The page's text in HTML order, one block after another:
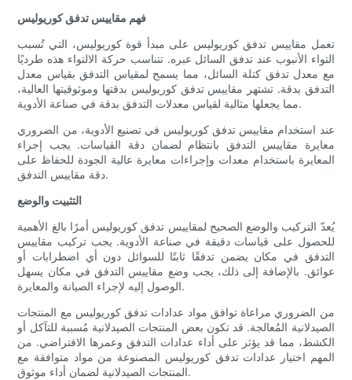
فهم مقاييس تدفق كوريوليس
تعمل مقاييس تدفق كوريوليس على مبدأ قوة كوريوليس، التي تُسبب
التواء الأنبوب عند تدفق السائل عبره. تتناسب حركة الالتواء هذه طرديًا
مع معدل تدفق كتلة السائل، مما يسمح لمقياس التدفق بقياس معدل
التدفق بدقة. تشتهر مقاييس تدفق كوريوليس بدقتها وموثوقيتها العالية،
مما يجعلها مثالية لقياس معدلات التدفق بدقة في صناعة الأدوية.
عند استخدام مقاييس تدفق كوريوليس في تصنيع الأدوية، من الضروري
معايرة مقاييس التدفق بانتظام لضمان دقة القياسات. يجب إجراء
المعايرة باستخدام معدات وإجراءات معايرة عالية الجودة للحفاظ على
دقة مقاييس التدفق.
التثبيت والوضع
يُعدّ التركيب والوضع الصحيح لمقاييس تدفق كوريوليس أمرًا بالغ الأهمية
للحصول على قياسات دقيقة في صناعة الأدوية. يجب تركيب مقاييس
التدفق في مكان يضمن تدفقًا ثابتًا للسوائل دون أي اضطرابات أو
عوائق. بالإضافة إلى ذلك، يجب وضع مقاييس التدفق في مكان يسهل
الوصول إليه لإجراء الصيانة والمعايرة.
من الضروري مراعاة توافق مواد عدادات تدفق كوريوليس مع المنتجات
الصيدلانية المُعالجة. قد تكون بعض المنتجات الصيدلانية مُسببة للتآكل أو
الكشط، مما قد يؤثر على أداء عدادات التدفق وعمرها الافتراضي. من
المهم اختيار عدادات تدفق كوريوليس المصنوعة من مواد متوافقة مع
المنتجات الصيدلانية لضمان أداء موثوق.